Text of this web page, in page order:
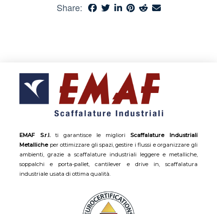
Share:
EMAF S.r.l.ti garantisce le miglioriScaffalature Industriali
Metallicheper ottimizzare gli spazi, gestire i flussi e organizzare gli
ambienti, grazie a scaffalature industriali leggere e metalliche,
soppalchi e porta-pallet, cantilever e drive in, scaffalatura
industriale usata di ottima qualità.